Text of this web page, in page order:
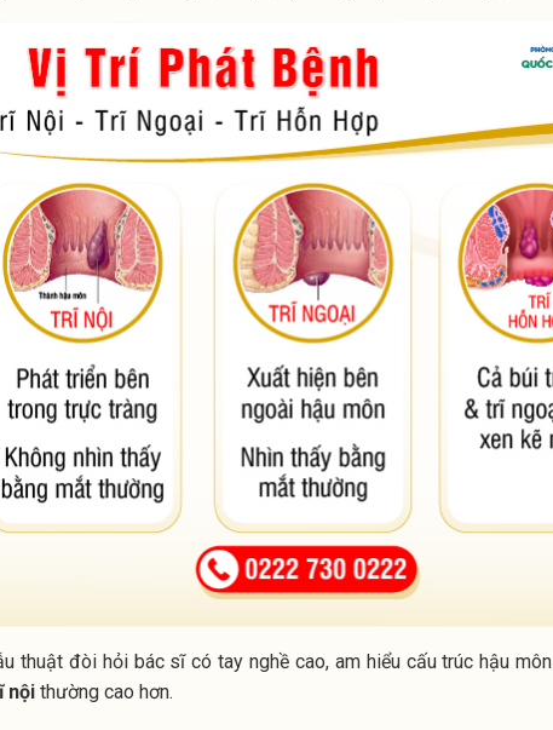
thuật đòi hỏi bác sĩ có tay nghề cao, am hiểu cấu trúc hậu
nộithường cao hơn.